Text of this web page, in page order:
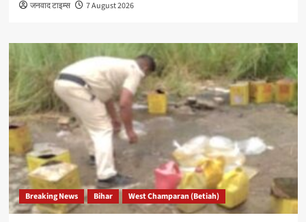
जनवाद टाइम्स 7 August 2026
Breaking News Bihar West Champaran (Betiah)